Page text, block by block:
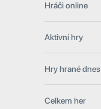
Hráči online
Aktivní hry
Hry hrané dnes
Celkem her